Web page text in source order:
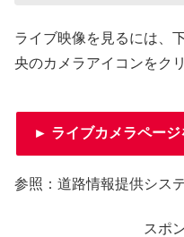
ライブ映像を見るには、
央のカメラアイコンをク
► ライブカメラページ
参照：道路情報提供シス
スポ